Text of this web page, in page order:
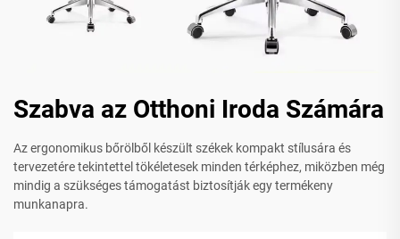
Szabva az Otthoni Iroda Számára
Az ergonomikus bőrölből készült székek kompakt stílusára és
tervezetére tekintettel tökéletesek minden térképhez, miközben még
mindig a szükséges támogatást biztosítják egy termékeny
munkanapra.